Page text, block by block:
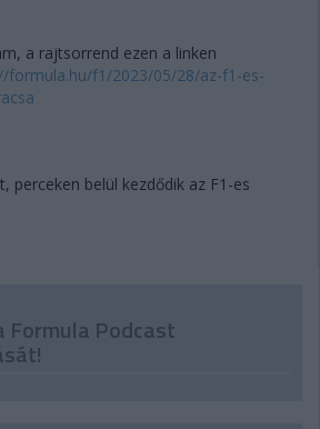
a rajtsorrend ezen a linken
formula.hu/f1/2023/05/28/az-f1-es-
perceken belül kezdődik az F1-es
Formula Podcast